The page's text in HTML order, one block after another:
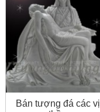
Bán tượng đá các vị